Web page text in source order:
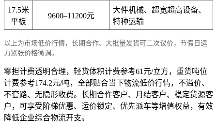
17.5米
平板
9600–11200元
大件机械、超宽超高设备、
特种运输
以上为市场低价行情，长期合作、大批量发货可二次议价，节假日运
力紧张价格微调。
零担计费透明合理，轻货体积计费参考61元/立方，重货吨位
计费参考174.2元/吨，全部贴合当下物流低价行情，不溢价、
不套路、无隐形收费。长期合作客户、月结客户、稳定货源客
户，可享受阶梯优惠、运价锁定、优先派车等增值权益，有效
降低企业综合物流开支。